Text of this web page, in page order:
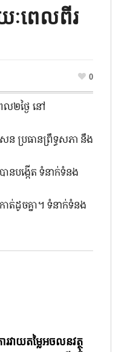
យៈពេលពីរ
0
ល២ថ្ងៃ នៅ
ន ប្រធានព្រឹទ្ធសភា នឹង
នបង្កើត ទំនាក់ទំនង
ាត់ដូចគ្នា។ ទំនាក់ទំនង
វាយតម្លៃអចលនវត្ថុ